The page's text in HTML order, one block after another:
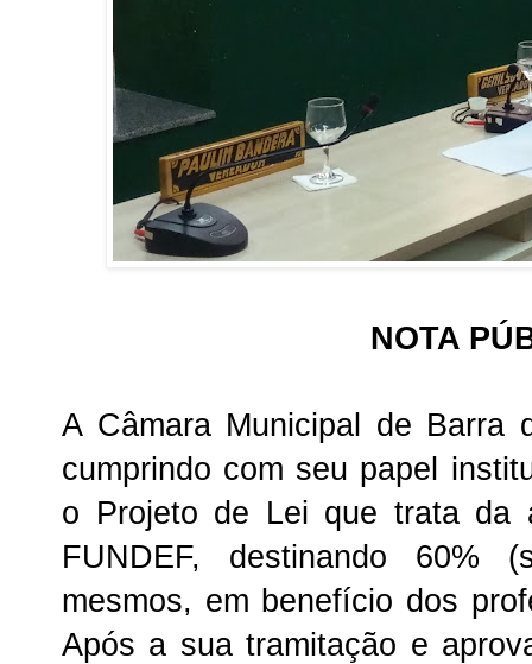
NOTA
A Câmara Municipal de Barra
cumprindo com seu papel
o Projeto de Lei que trata da
FUNDEF, destinando 60%
mesmos, em benefício dos
Após a sua tramitação e